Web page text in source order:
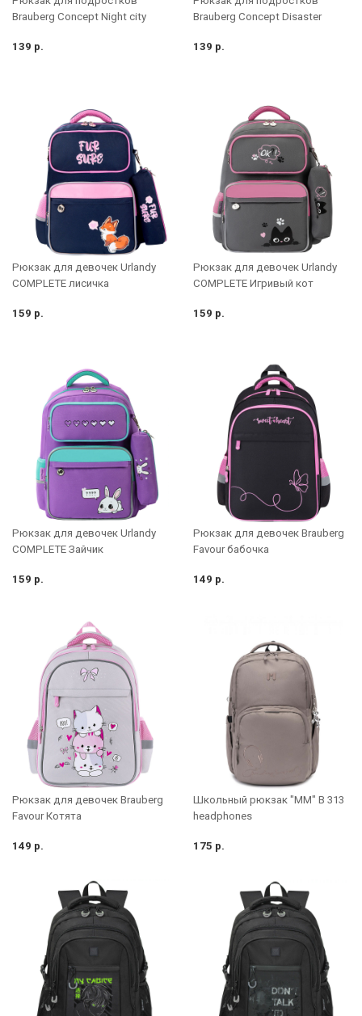
Brauberg Concept Night city
139 р.
Brauberg Concept Disaster
139 р.
Рюкзак для девочек Urlandy
COMPLETE лисичка
159 р.
Рюкзак для девочек Urlandy
COMPLETE Игривый кот
159 р.
Рюкзак для девочек Urlandy
COMPLETE Зайчик
159 р.
Рюкзак для девочек Brauberg
Favour бабочка
149 р.
Рюкзак для девочек Brauberg
Favour Котята
149 р.
Школьный рюкзак "MM" B 313
headphones
175 р.